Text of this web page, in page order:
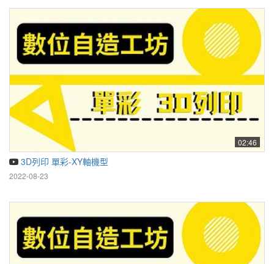
02:46
3D列印 單彩-XY軸機型
2022-08-23